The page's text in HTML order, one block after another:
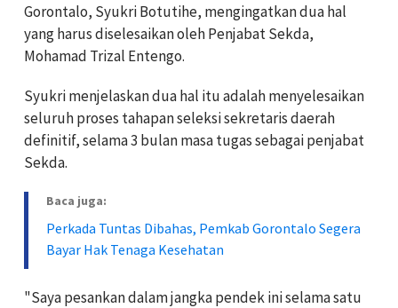
Gorontalo, Syukri Botutihe, mengingatkan dua hal
yang harus diselesaikan oleh Penjabat Sekda,
Mohamad Trizal Entengo.
Syukri menjelaskan dua hal itu adalah menyelesaikan
seluruh proses tahapan seleksi sekretaris daerah
definitif, selama 3 bulan masa tugas sebagai penjabat
Sekda.
Baca juga:
Perkada Tuntas Dibahas, Pemkab Gorontalo Segera
Bayar Hak Tenaga Kesehatan
"Saya pesankan dalam jangka pendek ini selama satu